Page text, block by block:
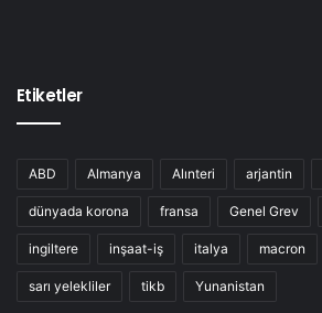
Etiketler
ABD Almanya Alınteri arjantin
dünyada korona fransa Genel Grev
ingiltere inşaat-iş italya macron
sarı yelekliler tikb Yunanistan